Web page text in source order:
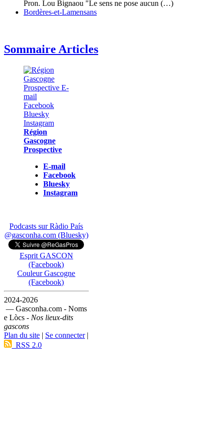
Pron. Lou Bignaou "Le sens ne pose aucun (…)
Bordères-et-Lamensans
Sommaire Articles
Région
Gascogne
Prospective
E-mail
Facebook
Bluesky
Instagram
Podcasts sur Ràdio País
@gasconha.com (Bluesky)
Esprit GASCON
(Facebook)
Couleur Gascogne
(Facebook)
2024-2026
— Gasconha.com - Noms
e Lòcs - Nos lieux-dits
gascons
Plan du site | Se connecter|
RSS 2.0